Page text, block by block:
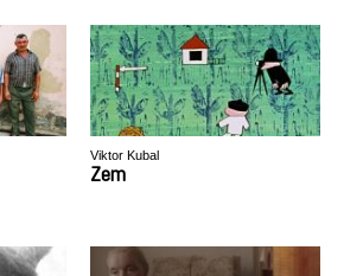
Viktor Kubal
Zem